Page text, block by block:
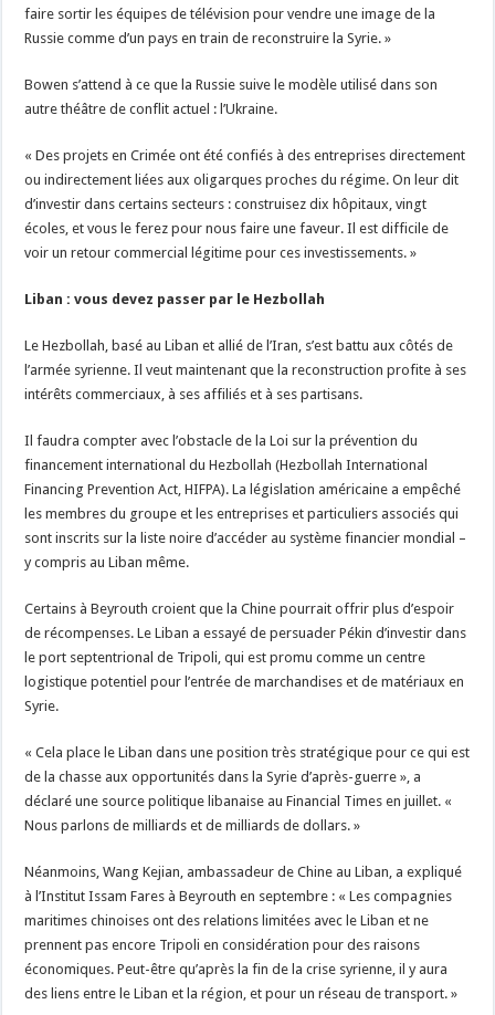
faire sortir les équipes de télévision pour vendre une image de la
Russie comme d’un pays en train de reconstruire la Syrie. »
Bowen s’attend à ce que la Russie suive le modèle utilisé dans son
autre théâtre de conflit actuel : l’Ukraine.
« Des projets en Crimée ont été confiés à des entreprises directement
ou indirectement liées aux oligarques proches du régime. On leur dit
d’investir dans certains secteurs : construisez dix hôpitaux, vingt
écoles, et vous le ferez pour nous faire une faveur. Il est difficile de
voir un retour commercial légitime pour ces investissements. »
Liban : vous devez passer par le Hezbollah
Le Hezbollah, basé au Liban et allié de l’Iran, s’est battu aux côtés de
l’armée syrienne. Il veut maintenant que la reconstruction profite à ses
intérêts commerciaux, à ses affiliés et à ses partisans.
Il faudra compter avec l’obstacle de la Loi sur la prévention du
financement international du Hezbollah (Hezbollah International
Financing Prevention Act, HIFPA). La législation américaine a empêché
les membres du groupe et les entreprises et particuliers associés qui
sont inscrits sur la liste noire d’accéder au système financier mondial –
y compris au Liban même.
Certains à Beyrouth croient que la Chine pourrait offrir plus d’espoir
de récompenses. Le Liban a essayé de persuader Pékin d’investir dans
le port septentrional de Tripoli, qui est promu comme un centre
logistique potentiel pour l’entrée de marchandises et de matériaux en
Syrie.
« Cela place le Liban dans une position très stratégique pour ce qui est
de la chasse aux opportunités dans la Syrie d’après-guerre », a
déclaré une source politique libanaise au Financial Times en juillet. «
Nous parlons de milliards et de milliards de dollars. »
Néanmoins, Wang Kejian, ambassadeur de Chine au Liban, a expliqué
à l’Institut Issam Fares à Beyrouth en septembre : « Les compagnies
maritimes chinoises ont des relations limitées avec le Liban et ne
prennent pas encore Tripoli en considération pour des raisons
économiques. Peut-être qu’après la fin de la crise syrienne, il y aura
des liens entre le Liban et la région, et pour un réseau de transport. »